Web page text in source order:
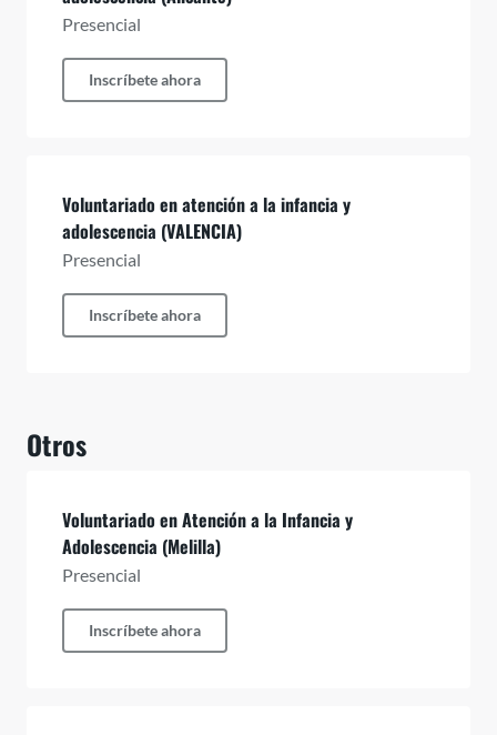
Presencial
Inscríbete ahora
Voluntariado en atención a la infancia y
adolescencia (VALENCIA)
Presencial
Inscríbete ahora
Otros
Voluntariado en Atención a la Infancia y
Adolescencia (Melilla)
Presencial
Inscríbete ahora